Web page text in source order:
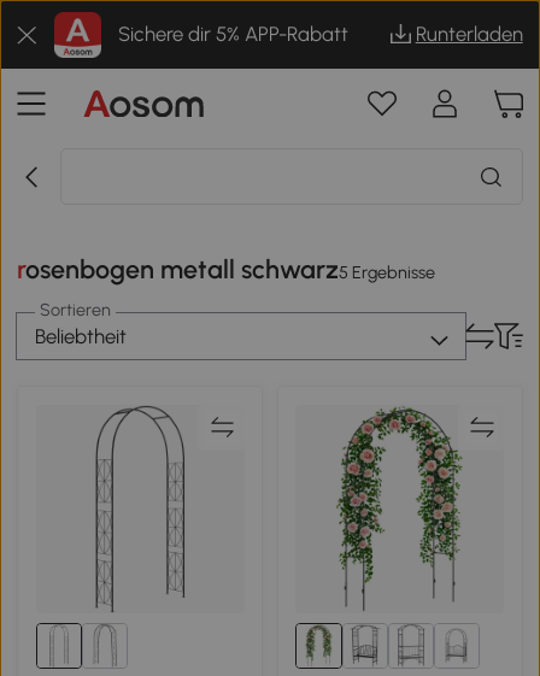
Sichere dir 5% APP-Rabatt Runterladen
rosenbogen metall schwarz5 Ergebnisse
Sortieren
Beliebtheit